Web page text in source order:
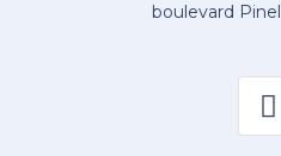
boulevard Pinel